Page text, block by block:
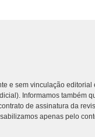
e sem vinculação editorial
Informamos também
de assinatura da
apenas pelo